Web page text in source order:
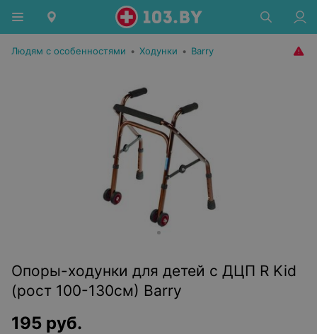
Людям с особенностями • Ходунки • Barry
Опоры-ходунки для детей с ДЦП R Kid
(рост 100-130см) Barry
195 руб.